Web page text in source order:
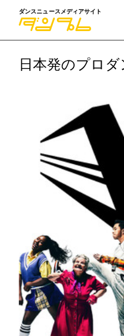
ダンスニュースメディアサイト
日本発のプロ